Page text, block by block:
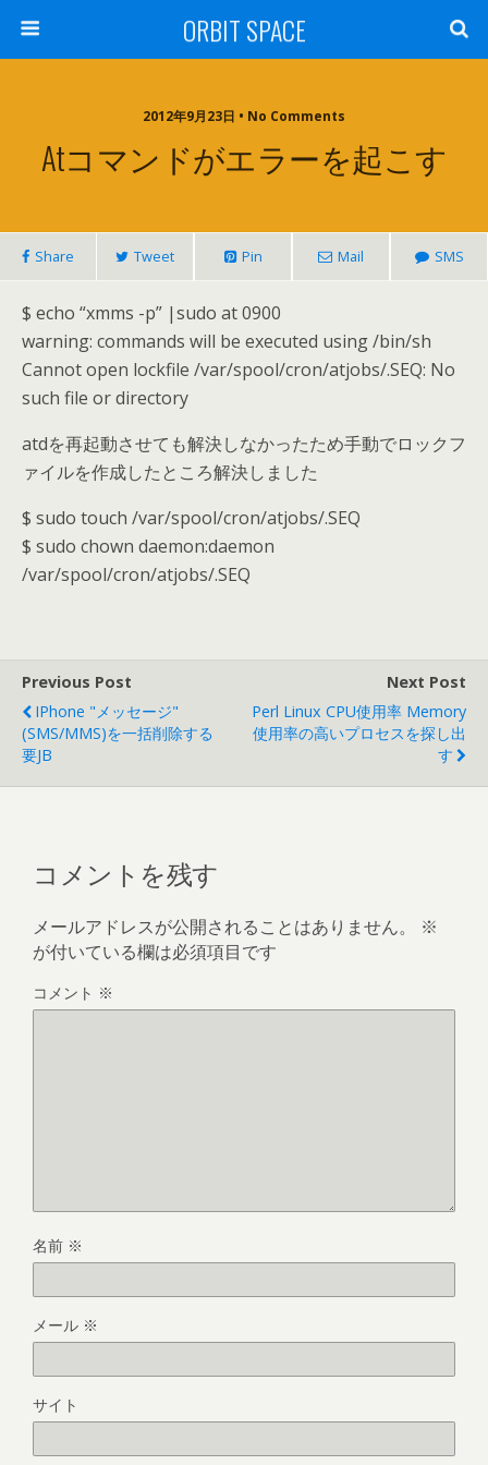
ORBIT SPACE
2012年9月23日 • No Comments
Atコマンドがエラーを起こす
Share Tweet Pin Mail SMS
$ echo “xmms -p” |sudo at 0900
warning: commands will be executed using /bin/sh
Cannot open lockfile /var/spool/cron/atjobs/.SEQ: No
such file or directory
atdを再起動させても解決しなかったため手動でロックフ
ァイルを作成したところ解決しました
$ sudo touch /var/spool/cron/atjobs/.SEQ
$ sudo chown daemon:daemon
/var/spool/cron/atjobs/.SEQ
Previous Post
IPhone "メッセージ"
(SMS/MMS)を一括削除する
要JB
Next Post
Perl Linux CPU使用率 Memory
使用率の高いプロセスを探し出
す
コメントを残す
メールアドレスが公開されることはありません。
※
が付いている欄は必須項目です
コメント ※
名前 ※
メール ※
サイト